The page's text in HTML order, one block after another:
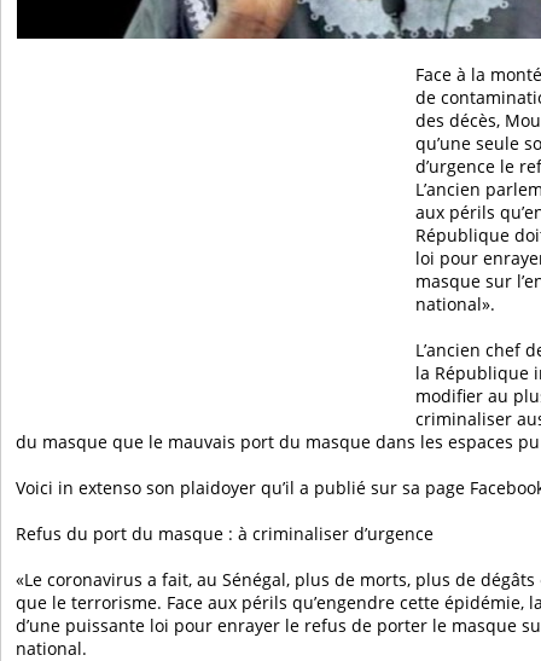
Face à la
de
des décès,
qu’une seule
d’urgence le
L’ancien
aux périls
République
loi pour
masque sur
national».
L’ancien chef
la République
modifier au
criminaliser
du masque que le mauvais port du masque dans les espaces
Voici in extenso son plaidoyer qu’il a publié sur sa page
Refus du port du masque : à criminaliser d’urgence
«Le coronavirus a fait, au Sénégal, plus de morts, plus de
que le terrorisme. Face aux périls qu’engendre cette épidémie,
d’une puissante loi pour enrayer le refus de porter le masque
national.